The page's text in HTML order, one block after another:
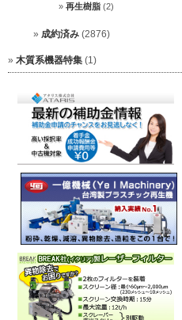
再生樹脂 (2)
成約済み (2876)
木質系機器特集 (1)